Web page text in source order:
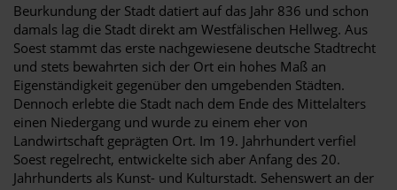
Beurkundung der Stadt datiert auf das Jahr 836 und schon
damals lag die Stadt direkt am Westfälischen Hellweg. Aus
Soest stammt das erste nachgewiesene deutsche Stadtrecht
und stets bewahrten sich der Ort ein hohes Maß an
Eigenständigkeit gegenüber den umgebenden Städten.
Dennoch erlebte die Stadt nach dem Ende des Mittelalters
einen Niedergang und wurde zu einem eher von
Landwirtschaft geprägten Ort. Im 19. Jahrhundert verfiel
Soest regelrecht, entwickelte sich aber Anfang des 20.
Jahrhunderts als Kunst- und Kulturstadt. Sehenswert an der